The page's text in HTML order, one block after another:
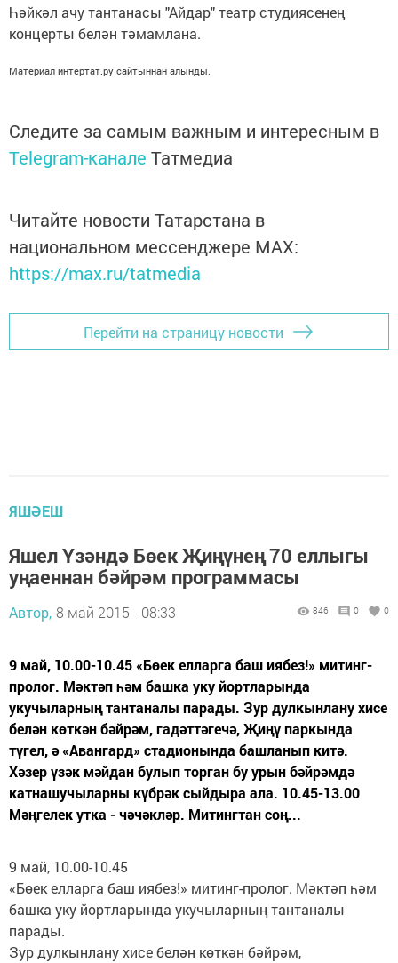
Һәйкәл ачу тантанасы "Айдар" театр студиясенең
концерты белән тәмамлана.
Материал интертат.ру сайтыннан алынды.
Следите за самым важным и интересным в
Telegram-канале Татмедиа
Читайте новости Татарстана в
национальном мессенджере MАХ:
https://max.ru/tatmedia
Перейти на страницу новости
ЯШӘЕШ
Яшел Үзәндә Бөек Җиңүнең 70 еллыгы
уңаеннан бәйрәм программасы
Автор, 8 май 2015 - 08:33 846 0 0
9 май, 10.00-10.45 «Бөек елларга баш иябез!» митинг-
пролог. Мәктәп һәм башка уку йортларында
укучыларның тантаналы парады. Зур дулкынлану хисе
белән көткән бәйрәм, гадәттәгечә, Җиңү паркында
түгел, ә «Авангард» стадионында башланып китә.
Хәзер үзәк мәйдан булып торган бу урын бәйрәмдә
катнашучыларны күбрәк сыйдыра ала. 10.45-13.00
Мәңгелек утка - чәчәкләр. Митингтан соң...
9 май, 10.00-10.45
«Бөек елларга баш иябез!» митинг-пролог. Мәктәп һәм
башка уку йортларында укучыларның тантаналы
парады.
Зур дулкынлану хисе белән көткән бәйрәм,